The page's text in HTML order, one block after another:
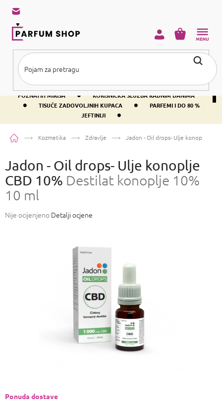
sadržaj
BESPLATNA DOSTAVA IZNAD PRIBLIŽNO 37 € •
400+ SVJETSKI
POZNATIH MIRISA
• KORISNIČKA SLUŽBA RADNIM DANIMA
• TISUĆE ZADOVOLJNIH KUPACA •
PARFEMI I DO 80 %
JEFTINIJI
•
KOŠARICA
PočetnaKozmetika Zdravlje Jadon - Oil drops- Ulje konoplje
Jadon - Oil drops- Ulje konoplje
CBD 10% Destilat konoplje 10%
10 ml
Prosječna
Nije ocijenjeno Detalji ocjene
Ponuda dostave